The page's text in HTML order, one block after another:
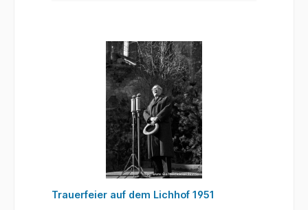
Trauerfeier auf dem Lichhof 1951